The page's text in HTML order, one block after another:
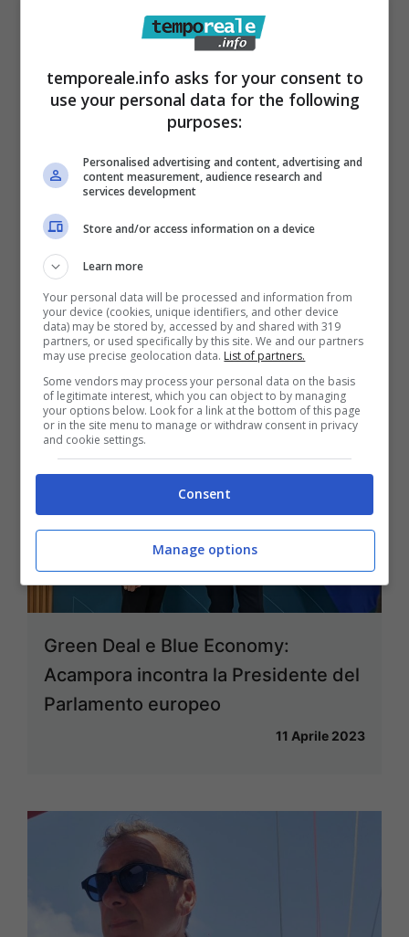
Il Presidente Acampora incontra il
Presidente Rocca, Patto su Blue
Economy e crescita economica dei
territori
3 Maggio 2023
Green Deal e Blue Economy:
Acampora incontra la Presidente del
Parlamento europeo
11 Aprile 2023
temporeale.info asks for your consent to
use your personal data for the following
purposes:
Personalised advertising and content, advertising and
content measurement, audience research and
services development
Store and/or access information on a device
Learn more
Your personal data will be processed and information from
your device (cookies, unique identifiers, and other device
data) may be stored by, accessed by and shared with 319
partners, or used specifically by this site. We and our partners
may use precise geolocation data. List of partners.
Some vendors may process your personal data on the basis
of legitimate interest, which you can object to by managing
your options below. Look for a link at the bottom of this page
or in the site menu to manage or withdraw consent in privacy
and cookie settings.
Consent
Manage options